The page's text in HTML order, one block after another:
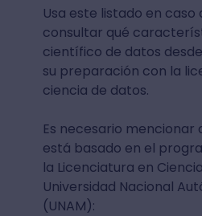
Usa este listado en caso
consultar qué
científico de datos
su preparación con la
ciencia de datos.
Es necesario mencionar
está basado en el
la Licenciatura en
Universidad Nacional
(UNAM):